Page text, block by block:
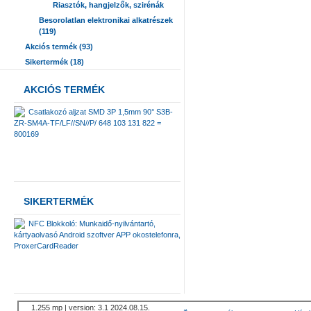
Riasztók, hangjelzők, szirénák
Besorolatlan elektronikai alkatrészek
(119)
Akciós termék (93)
Sikertermék (18)
AKCIÓS TERMÉK
Csatlakozó aljzat SMD 3P 1,5mm 90° S3B-
ZR-SM4A-TF/LF//SN//P/ 648 103 131 822 =
800169
SIKERTERMÉK
NFC Blokkoló: Munkaidő-nyilvántartó,
kártyaolvasó Android szoftver APP okostelefonra,
ProxerCardReader
1.255 mp | version: 3.1 2024.08.15.